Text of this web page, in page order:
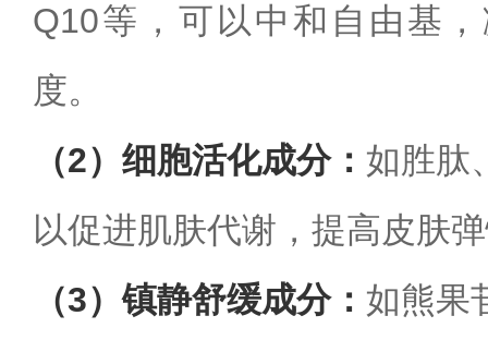
Q10等，可以中和自由基
度。
（2）细胞活化成分： 如胜肽
以促进肌肤代谢，提高皮肤
（3）镇静舒缓成分： 如熊果